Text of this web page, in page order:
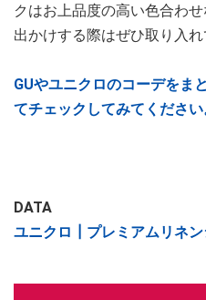
クはお上品度の高い色合わ
出かけする際はぜひ取り入れ
GUやユニクロのコーデをま
てチェックしてみてください
DATA
ユニクロ┃プレミアムリネン